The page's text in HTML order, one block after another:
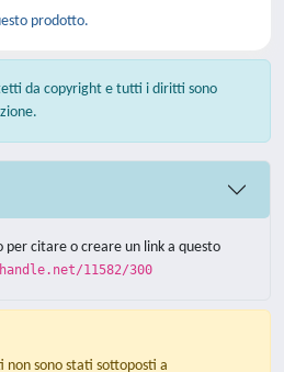
prodotto.
da copyright e tutti i diritti sono
citare o creare un link a questo
11582/300
sono stati sottoposti a